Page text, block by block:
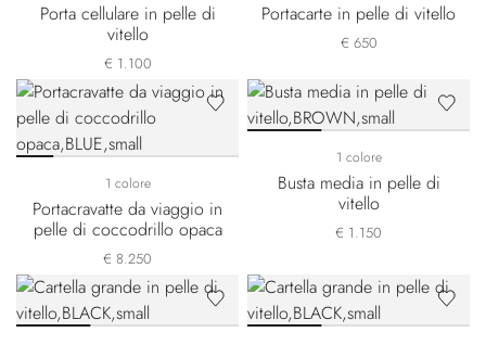
Porta cellulare in pelle di
vitello
€ 1.100
Portacarte in pelle di vitello
€ 650
1 colore
Portacravatte da viaggio in
pelle di coccodrillo opaca
€ 8.250
1 colore
Busta media in pelle di
vitello
€ 1.150